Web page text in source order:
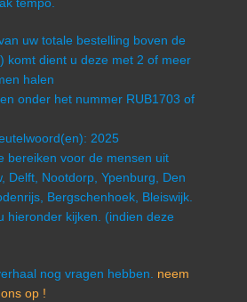
uw totale bestelling boven de
komt dient u deze met 2 of meer
halen
onder het nummer RUB1703 of
2025
bereiken voor de mensen uit
Delft, Nootdorp, Ypenburg, Den
Bergschenhoek, Bleiswijk.
hieronder kijken. (indien deze
nog vragen hebben. neem
op !